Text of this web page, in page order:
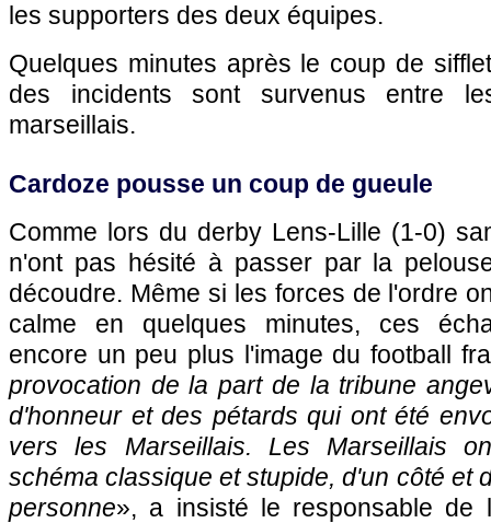
les supporters des deux équipes.
Quelques minutes après le coup de
des incidents sont survenus entre
marseillais.
Cardoze pousse un coup de gueule
Comme lors du derby Lens-Lille (1-0)
n'ont pas hésité à passer par la
découdre. Même si les forces de l'ordre
calme en quelques minutes, ces
encore un peu plus l'image du football
provocation de la part de la tribune
d'honneur et des pétards qui ont été
vers les Marseillais. Les Marseillais
schéma classique et stupide, d'un côté et
personne», a insisté le responsable de